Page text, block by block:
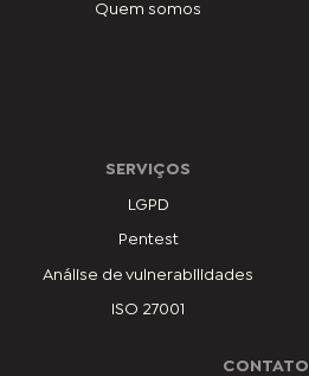
Quem somos
SERVIÇOS
LGPD
Pentest
Análise de vulnerabilidades
ISO 27001
CONTATO